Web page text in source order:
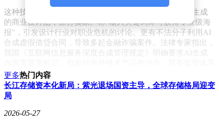
这种技术滥用已引发连锁反应。某电商平台出现大量AI生成
的商业设计图，部分卖家声称"输入关键词即可获得专业级海
报"，引发设计行业对职业危机的讨论。更有不法分子利用AI
合成虚假借贷合同，导致多起金融诈骗案件。法律专家指出，
我国《互联网信息服务深度合成管理规定》明确要求AI生成
面临严峻挑战。
公众认知呈现两极分化。年轻群体对技术进步表现出强烈兴
趣，某社交平台调查显示63%的受访者愿意尝试AI图像生成工
具；但中老年群体普遍感到焦虑，58岁以上网民中71%认
更多热门内容
长江存储资本化新局：紫光退场国资主导，全球存储格局迎变
局
2026-05-27